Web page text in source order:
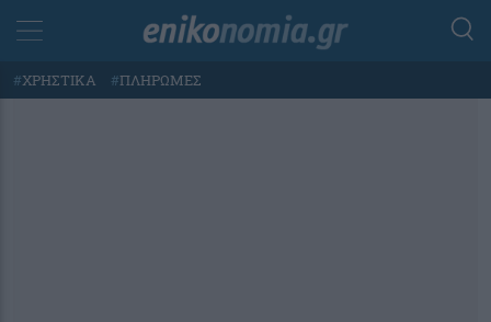
#ΧΡΗΣΤΙΚΑ #ΠΛΗΡΩΜΕΣ